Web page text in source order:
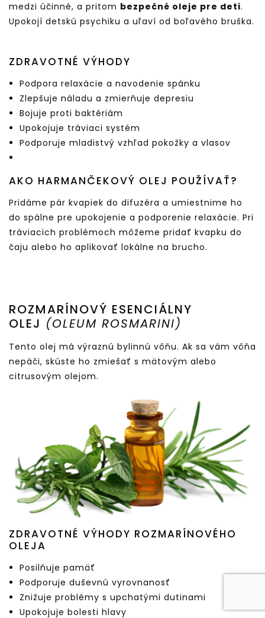
medzi účinné, a pritom bezpečné oleje pre deti.
Upokojí detskú psychiku a uľaví od boľavého bruška.
ZDRAVOTNÉ VÝHODY
Podpora relaxácie a navodenie spánku
Zlepšuje náladu a zmierňuje depresiu
Bojuje proti baktériám
Upokojuje tráviaci systém
Podporuje mladistvý vzhľad pokožky a vlasov
AKO HARMANČEKOVÝ OLEJ POUŽÍVAŤ?
Pridáme pár kvapiek do difuzéra a umiestnime ho
do spálne pre upokojenie a podporenie relaxácie. Pri
tráviacich problémoch môžeme pridať kvapku do
čaju alebo ho aplikovať lokálne na brucho.
ROZMARÍNOVÝ ESENCIÁLNY
OLEJ (OLEUM ROSMARINI)
Tento olej má výraznú bylinnú vôňu. Ak sa vám vôňa
nepáči, skúste ho zmiešať s mätovým alebo
citrusovým olejom.
ZDRAVOTNÉ VÝHODY ROZMARÍNOVÉHO
OLEJA
Posilňuje pamäť
Podporuje duševnú vyrovnanosť
Znižuje problémy s upchatými dutinami
Upokojuje bolesti hlavy